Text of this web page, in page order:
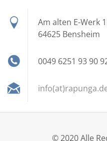
Am alten E-Werk
64625 Bensheim
0049 6251 93 90
© 2020 Alle